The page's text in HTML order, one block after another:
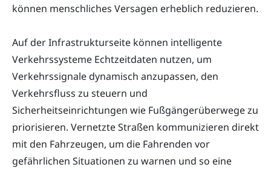
können menschliches Versagen erheblich reduzieren.
Auf der Infrastrukturseite können intelligente
Verkehrssysteme Echtzeitdaten nutzen, um
Verkehrssignale dynamisch anzupassen, den
Verkehrsfluss zu steuern und
Sicherheitseinrichtungen wie Fußgängerüberwege zu
priorisieren. Vernetzte Straßen kommunizieren direkt
mit den Fahrzeugen, um die Fahrenden vor
gefährlichen Situationen zu warnen und so eine